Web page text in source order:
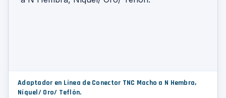
Adaptador en Línea de Conector TNC Macho a N Hembra,
Níquel/ Oro/ Teflón.